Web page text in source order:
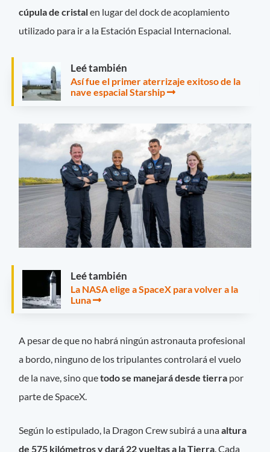
cúpula de cristalen lugar del dock de acoplamiento
utilizado para ir a la Estación Espacial Internacional.
Leé también
Así fue el primer aterrizaje exitoso de la
nave espacial Starship
Leé también
La NASA elige a SpaceX para volver a la
Luna
A pesar de que no habrá ningún astronauta profesional
a bordo, ninguno de los tripulantes controlará el vuelo
de la nave, sino quetodo se manejará desde tierra por
parte de SpaceX.
Según lo estipulado, la Dragon Crew subirá a unaaltura
de 575 kilómetros y dará 22 vueltas a la Tierra . Cada